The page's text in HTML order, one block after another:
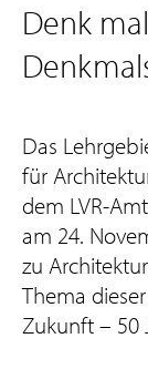
Denk
Das
für
dem LVR-
am 24.
zu
Thema
Zukunft – 50